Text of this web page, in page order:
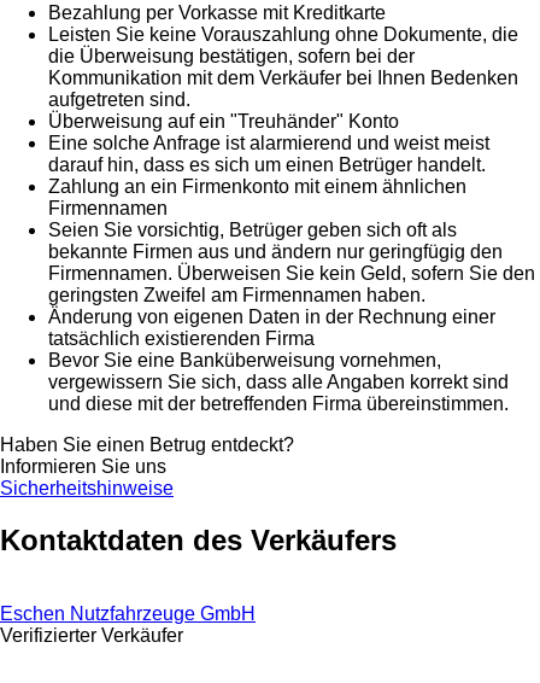
Bezahlung per Vorkasse mit Kreditkarte
Leisten Sie keine Vorauszahlung ohne Dokumente, die
die Überweisung bestätigen, sofern bei der
Kommunikation mit dem Verkäufer bei Ihnen Bedenken
aufgetreten sind.
Überweisung auf ein "Treuhänder" Konto
Eine solche Anfrage ist alarmierend und weist meist
darauf hin, dass es sich um einen Betrüger handelt.
Zahlung an ein Firmenkonto mit einem ähnlichen
Firmennamen
Seien Sie vorsichtig, Betrüger geben sich oft als
bekannte Firmen aus und ändern nur geringfügig den
Firmennamen. Überweisen Sie kein Geld, sofern Sie den
geringsten Zweifel am Firmennamen haben.
Änderung von eigenen Daten in der Rechnung einer
tatsächlich existierenden Firma
Bevor Sie eine Banküberweisung vornehmen,
vergewissern Sie sich, dass alle Angaben korrekt sind
und diese mit der betreffenden Firma übereinstimmen.
Haben Sie einen Betrug entdeckt?
Informieren Sie uns
Sicherheitshinweise
Kontaktdaten des Verkäufers
Eschen Nutzfahrzeuge GmbH
Verifizierter Verkäufer